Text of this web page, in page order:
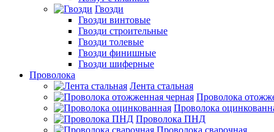
Гвозди
Гвозди винтовые
Гвозди строительные
Гвозди толевые
Гвозди финишные
Гвозди шиферные
Проволока
Лента стальная
Проволока
Проволока
Проволока ПНД
Проволока сварочная